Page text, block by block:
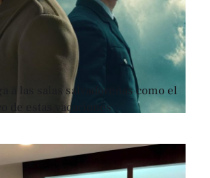
a las salas salvadoreñas como el
de estas vacaciones